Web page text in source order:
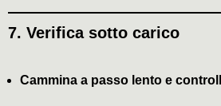
7. Verifica sotto carico
Cammina a passo lento e